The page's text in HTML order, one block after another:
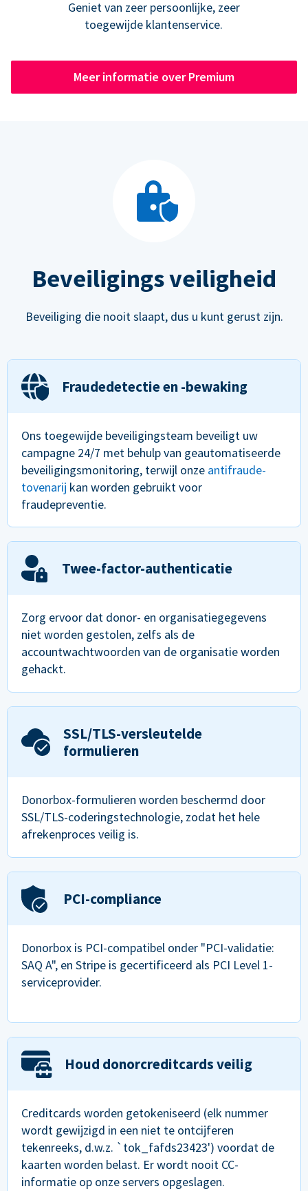
Geniet van zeer persoonlijke, zeer
toegewijde klantenservice.
Meer informatie over Premium
Beveiligings veiligheid
Beveiliging die nooit slaapt, dus u kunt gerust zijn.
Fraudedetectie en -bewaking
Ons toegewijde beveiligingsteam beveiligt uw
campagne 24/7 met behulp van geautomatiseerde
beveiligingsmonitoring, terwijl onze antifraude-
tovenarij kan worden gebruikt voor
fraudepreventie.
Twee-factor-authenticatie
Zorg ervoor dat donor- en organisatiegegevens
niet worden gestolen, zelfs als de
accountwachtwoorden van de organisatie worden
gehackt.
SSL/TLS-versleutelde
formulieren
Donorbox-formulieren worden beschermd door
SSL/TLS-coderingstechnologie, zodat het hele
afrekenproces veilig is.
PCI-compliance
Donorbox is PCI-compatibel onder "PCI-validatie:
SAQ A", en Stripe is gecertificeerd als PCI Level 1-
serviceprovider.
Houd donorcreditcards veilig
Creditcards worden getokeniseerd (elk nummer
wordt gewijzigd in een niet te ontcijferen
tekenreeks, d.w.z. `tok_fafds23423') voordat de
kaarten worden belast. Er wordt nooit CC-
informatie op onze servers opgeslagen.